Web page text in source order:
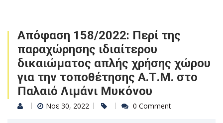
Απόφαση 158/2022: Περί της
παραχώρησης ιδιαίτερου
δικαιώματος απλής χρήσης χώρου
για την τοποθέτησης Α.Τ.Μ. στο
Παλαιό Λιμάνι Μυκόνου
Νοε 30, 2022 0 Comment